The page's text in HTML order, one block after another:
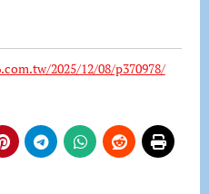
2025/12/08/p370978/